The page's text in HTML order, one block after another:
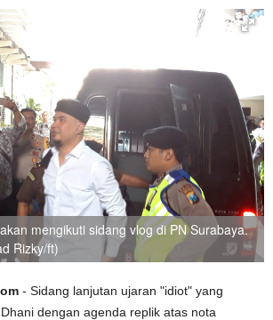
mengikuti sidang vlog di PN Surabaya.
Rizky/ft)
- Sidang lanjutan ujaran "idiot" yang
dengan agenda replik atas nota